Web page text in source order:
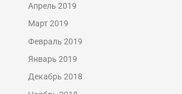
Апрель 2019
Март 2019
Февраль 2019
Январь 2019
Декабрь 2018